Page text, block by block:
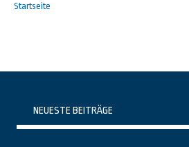
Startseite
NEUESTE BEITRÄGE